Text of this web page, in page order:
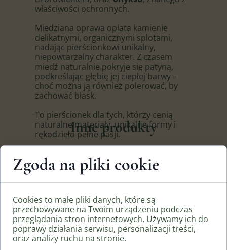
Rozmiary łańcuszków
właściwości ochronnych.
Miedziana oprawa oplata kamienie
delikatnymi, organicznymi splotami,
nadając pierścionkowi unikalny,
niepowtarzalny charakter. Z czasem
miedź naturalnie pokryje się patyną,
podkreślając głębię jej ciepłej barwy –
choć można ją również polerować, by
zachować blask.
To pierścionek dla tych, którzy cenią
naturalne materiały, unikalne formy i
rękodzieło pełne pasji.
pierścionek z wybranym metalem i
kamieniami. Więcej informacji w zakładce
NA ZAMÓWIENIE.
Przydatne artykuły
Inne produkty
Zgoda na pliki cookie
Cookies to małe pliki danych, które są
przechowywane na Twoim urządzeniu podczas
przeglądania stron internetowych. Używamy ich do
poprawy działania serwisu, personalizacji treści,
oraz analizy ruchu na stronie.